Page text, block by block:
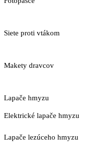
Siete proti vtákom
Makety dravcov
Lapače hmyzu
Elektrické lapače hmyzu
Lapače lezúceho hmyzu